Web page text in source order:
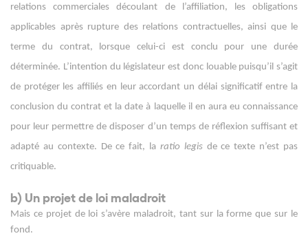
relations commerciales découlant de l’affiliation, les obligations
applicables après rupture des relations contractuelles, ainsi que le
terme du contrat, lorsque celui-ci est conclu pour une durée
déterminée. L’intention du législateur est donc louable puisqu’il s’agit
de protéger les affiliés en leur accordant un délai significatif entre la
conclusion du contrat et la date à laquelle il en aura eu connaissance
pour leur permettre de disposer d’un temps de réflexion suffisant et
adapté au contexte. De ce fait, la ratio legisde ce texte n’est pas
critiquable.
b) Un projet de loi maladroit
Mais ce projet de loi s’avère maladroit, tant sur la forme que sur le
fond.